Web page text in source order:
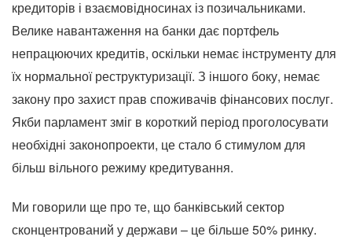
кредиторів і взаємовідносинах із позичальниками.
Велике навантаження на банки дає портфель
непрацюючих кредитів, оскільки немає інструменту для
їх нормальної реструктуризації. З іншого боку, немає
закону про захист прав споживачів фінансових послуг.
Якби парламент зміг в короткий період проголосувати
необхідні законопроекти, це стало б стимулом для
більш вільного режиму кредитування.
Ми говорили ще про те, що банківський сектор
сконцентрований у держави – це більше 50% ринку.